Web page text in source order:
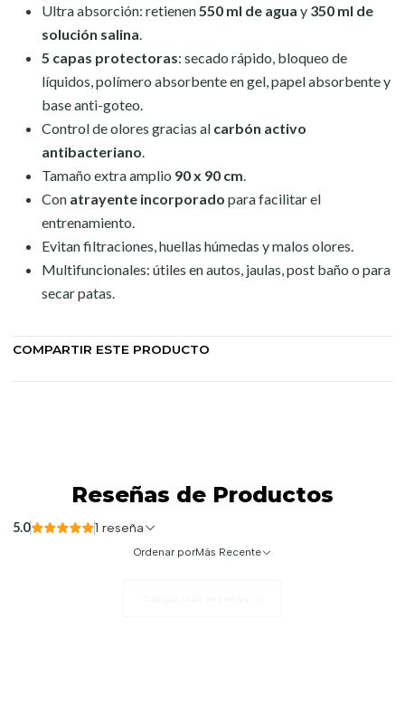
Ultra absorción: retienen550 ml de agua y 350 ml de
solución salina.
5 capas protectoras: secado rápido, bloqueo de
líquidos, polímero absorbente en gel, papel absorbente y
base anti-goteo.
Control de olores gracias al carbón activo
antibacteriano.
Tamaño extra amplio 90 x 90 cm.
Con atrayente incorporado para facilitar el
entrenamiento.
Evitan filtraciones, huellas húmedas y malos olores.
Multifuncionales: útiles en autos, jaulas, post baño o para
secar patas.
COMPARTIR ESTE PRODUCTO
Reseñas de Productos
5.0 1 reseña
Ordenar porMás Recente